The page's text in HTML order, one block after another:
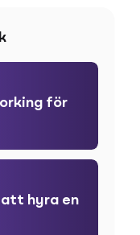
för
hyra en